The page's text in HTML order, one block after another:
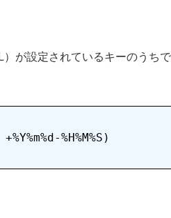
が設定されているキーのうち
%H%M%S)